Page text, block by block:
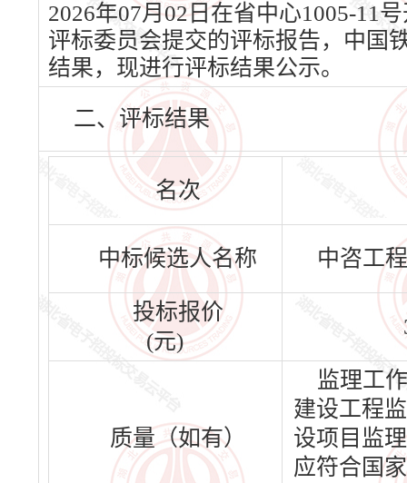
2026年07月02日在省中心1005-11
评标委员会提交的评标报告，中国
结果，现进行评标结果公示。
二、评标结果
名次
中标候选人名称 中咨工
投标报价
(元)
质量（如有）
监理工
建设工程
设项目监
应符合国